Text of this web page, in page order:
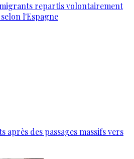
repartis volontairement
l'Espagne
après des passages massifs vers